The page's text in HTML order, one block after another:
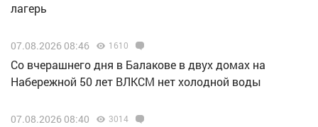
лагерь
07.08.2026 08:46 1610
Со вчерашнего дня в Балакове в двух домах на
Набережной 50 лет ВЛКСМ нет холодной воды
07.08.2026 08:40 3014